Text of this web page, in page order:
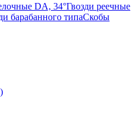
DA, 34°Гвозди реечные
барабанного типаСкобы